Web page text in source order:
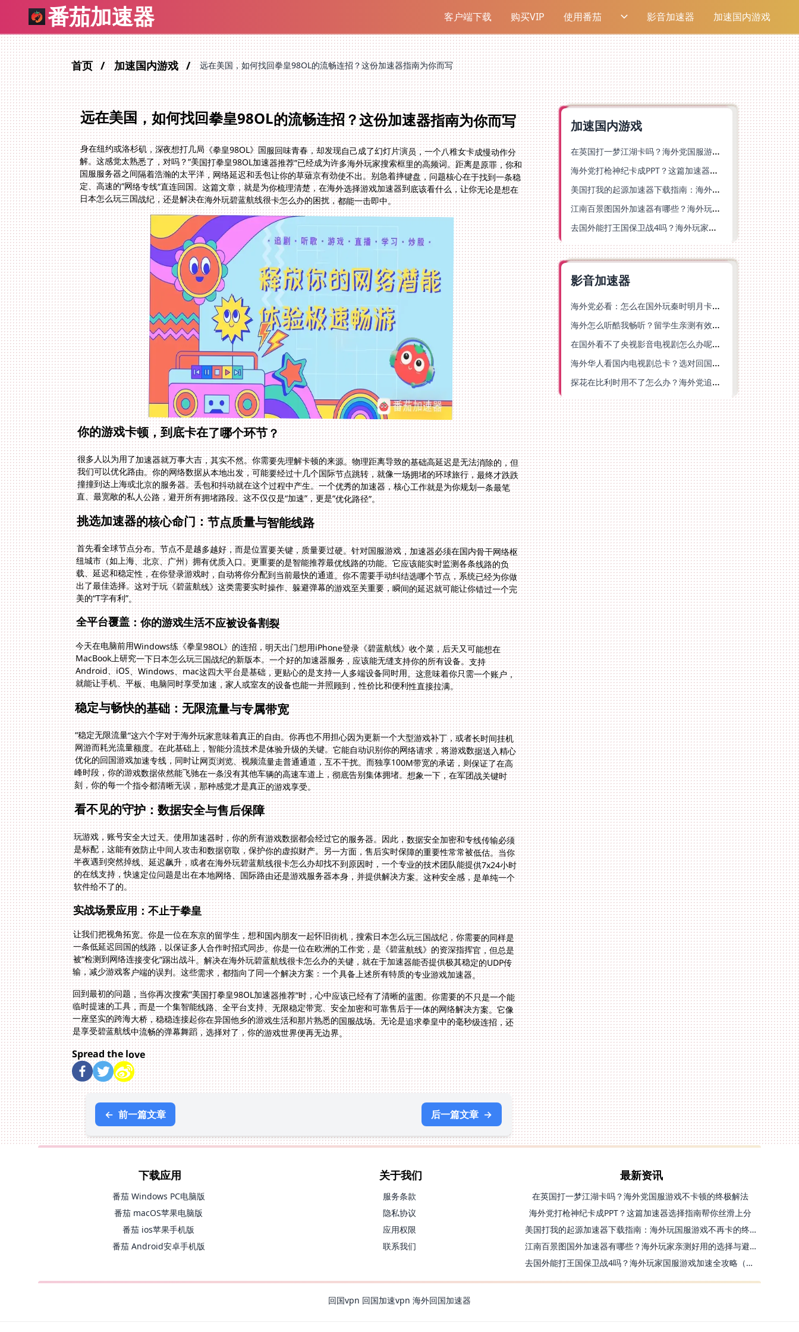
番茄加速器 客户端下载 购买VIP 使用番茄 影音加速器 加速国内游戏
首页 加速国内游戏 远在美国，如何找回拳皇98OL的流畅连招？这份加速器指南为你而写
远在美国，如何找回拳皇98OL的流畅连招？这份加速器指南为你而写
身在纽约或洛杉矶，深夜想打几局《拳皇98OL》国服回味青春，却发现自己成了幻灯片演员，一个八稚女卡成慢动作分
解。这感觉太熟悉了，对吗？“美国打拳皇98OL加速器推荐”已经成为许多海外玩家搜索框里的高频词。距离是原罪，你和
国服服务器之间隔着浩瀚的太平洋，网络延迟和丢包让你的草薙京有劲使不出。别急着摔键盘，问题核心在于找到一条稳
定、高速的“网络专线”直连回国。这篇文章，就是为你梳理清楚，在海外选择游戏加速器到底该看什么，让你无论是想在
日本怎么玩三国战纪，还是解决在海外玩碧蓝航线很卡怎么办的困扰，都能一击即中。
你的游戏卡顿，到底卡在了哪个环节？
很多人以为用了加速器就万事大吉，其实不然。你需要先理解卡顿的来源。物理距离导致的基础高延迟是无法消除的，但
我们可以优化路由。你的网络数据从本地出发，可能要经过十几个国际节点跳转，就像一场拥堵的环球旅行，最终才跌跌
撞撞到达上海或北京的服务器。丢包和抖动就在这个过程中产生。一个优秀的加速器，核心工作就是为你规划一条最笔
直、最宽敞的私人公路，避开所有拥堵路段。这不仅仅是“加速”，更是“优化路径”。
挑选加速器的核心命门：节点质量与智能线路
首先看全球节点分布。节点不是越多越好，而是位置要关键，质量要过硬。针对国服游戏，加速器必须在国内骨干网络枢
纽城市（如上海、北京、广州）拥有优质入口。更重要的是智能推荐最优线路的功能。它应该能实时监测各条线路的负
载、延迟和稳定性，在你登录游戏时，自动将你分配到当前最快的通道。你不需要手动纠结选哪个节点，系统已经为你做
出了最佳选择。这对于玩《碧蓝航线》这类需要实时操作、躲避弹幕的游戏至关重要，瞬间的延迟就可能让你错过一个完
美的“T字有利”。
全平台覆盖：你的游戏生活不应被设备割裂
今天在电脑前用Windows练《拳皇98OL》的连招，明天出门想用iPhone登录《碧蓝航线》收个菜，后天又可能想在
MacBook上研究一下日本怎么玩三国战纪的新版本。一个好的加速器服务，应该能无缝支持你的所有设备。支持
Android、iOS、Windows、mac这四大平台是基础，更贴心的是支持一人多端设备同时用。这意味着你只需一个账户，
就能让手机、平板、电脑同时享受加速，家人或室友的设备也能一并照顾到，性价比和便利性直接拉满。
稳定与畅快的基础：无限流量与专属带宽
“稳定无限流量”这六个字对于海外玩家意味着真正的自由。你再也不用担心因为更新一个大型游戏补丁，或者长时间挂机
网游而耗光流量额度。在此基础上，智能分流技术是体验升级的关键。它能自动识别你的网络请求，将游戏数据送入精心
优化的回国游戏加速专线，同时让网页浏览、视频流量走普通通道，互不干扰。而独享100M带宽的承诺，则保证了在高
峰时段，你的游戏数据依然能飞驰在一条没有其他车辆的高速车道上，彻底告别集体拥堵。想象一下，在军团战关键时
刻，你的每一个指令都清晰无误，那种感觉才是真正的游戏享受。
看不见的守护：数据安全与售后保障
玩游戏，账号安全大过天。使用加速器时，你的所有游戏数据都会经过它的服务器。因此，数据安全加密和专线传输必须
是标配，这能有效防止中间人攻击和数据窃取，保护你的虚拟财产。另一方面，售后实时保障的重要性常常被低估。当你
半夜遇到突然掉线、延迟飙升，或者在海外玩碧蓝航线很卡怎么办却找不到原因时，一个专业的技术团队能提供7x24小时
的在线支持，快速定位问题是出在本地网络、国际路由还是游戏服务器本身，并提供解决方案。这种安全感，是单纯一个
软件给不了的。
实战场景应用：不止于拳皇
让我们把视角拓宽。你是一位在东京的留学生，想和国内朋友一起怀旧街机，搜索日本怎么玩三国战纪，你需要的同样是
一条低延迟回国的线路，以保证多人合作时招式同步。你是一位在欧洲的工作党，是《碧蓝航线》的资深指挥官，但总是
被“检测到网络连接变化”踢出战斗。解决在海外玩碧蓝航线很卡怎么办的关键，就在于加速器能否提供极其稳定的UDP传
输，减少游戏客户端的误判。这些需求，都指向了同一个解决方案：一个具备上述所有特质的专业游戏加速器。
回到最初的问题，当你再次搜索“美国打拳皇98OL加速器推荐”时，心中应该已经有了清晰的蓝图。你需要的不只是一个能
临时提速的工具，而是一个集智能线路、全平台支持、无限稳定带宽、安全加密和可靠售后于一体的网络解决方案。它像
一座坚实的跨海大桥，稳稳连接起你在异国他乡的游戏生活和那片熟悉的国服战场。无论是追求拳皇中的毫秒级连招，还
是享受碧蓝航线中流畅的弹幕舞蹈，选择对了，你的游戏世界便再无边界。
Spread the love
← 前一篇文章 后一篇文章 →
加速国内游戏
在英国打一梦江湖卡吗？海外党国服游戏不卡顿的终极解法
海外党打枪神纪卡成PPT？这篇加速器选择指南帮你丝滑上分
美国打我的起源加速器下载指南：海外玩国服游戏不再卡的终极方案
江南百景图国外加速器有哪些？海外玩家亲测好用的选择与避坑指南
去国外能打王国保卫战4吗？海外玩家国服游戏加速全攻略（附公主连结幻想江湖实测）
影音加速器
海外党必看：怎么在国外玩秦时明月卡牌版？附豆瓣EZCast地区限制破解法
海外怎么听酷我畅听？留学生亲测有效的华语内容解锁指南
在国外看不了央视影音电视剧怎么办呢？海外党亲测有效的回国加速方案
海外华人看国内电视剧总卡？选对回国加速器，还能解决菲律宾打不开反诈中心的问题
探花在比利时用不了怎么办？海外党追剧办事全攻略，选对加速器就够了
下载应用
番茄 Windows PC电脑版
番茄 macOS苹果电脑版
番茄 ios苹果手机版
番茄 Android安卓手机版
关于我们
服务条款
隐私协议
应用权限
联系我们
最新资讯
在英国打一梦江湖卡吗？海外党国服游戏不卡顿的终极解法
海外党打枪神纪卡成PPT？这篇加速器选择指南帮你丝滑上分
美国打我的起源加速器下载指南：海外玩国服游戏不再卡的终极方案
江南百景图国外加速器有哪些？海外玩家亲测好用的选择与避坑指南
去国外能打王国保卫战4吗？海外玩家国服游戏加速全攻略（附公主连结幻想江湖实测）
回国vpn 回国加速vpn 海外回国加速器